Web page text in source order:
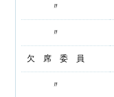
〃
〃
欠 席 委 員
〃